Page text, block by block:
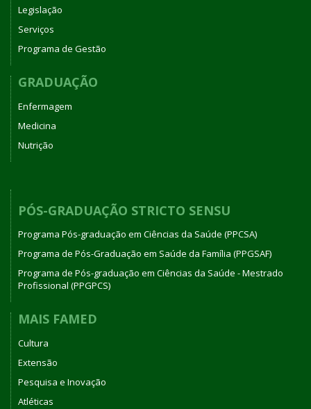
Legislação
Serviços
Programa de Gestão
GRADUAÇÃO
Enfermagem
Medicina
Nutrição
PÓS-GRADUAÇÃO STRICTO SENSU
Programa Pós-graduação em Ciências da Saúde (PPCSA)
Programa de Pós-Graduação em Saúde da Família (PPGSAF)
Programa de Pós-graduação em Ciências da Saúde - Mestrado
Profissional (PPGPCS)
MAIS FAMED
Cultura
Extensão
Pesquisa e Inovação
Atléticas